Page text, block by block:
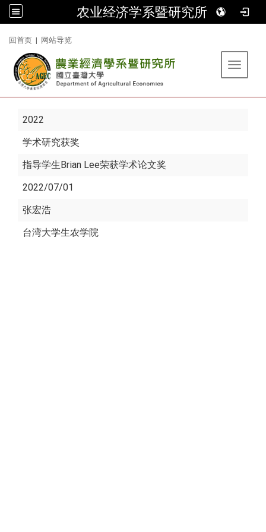
农业经济学系暨研究所
回首页 | 网站导览
Toggle
2022
学术研究获奖
指导学生Brian Lee荣获学术论文奖
2022/07/01
张宏浩
台湾大学生农学院